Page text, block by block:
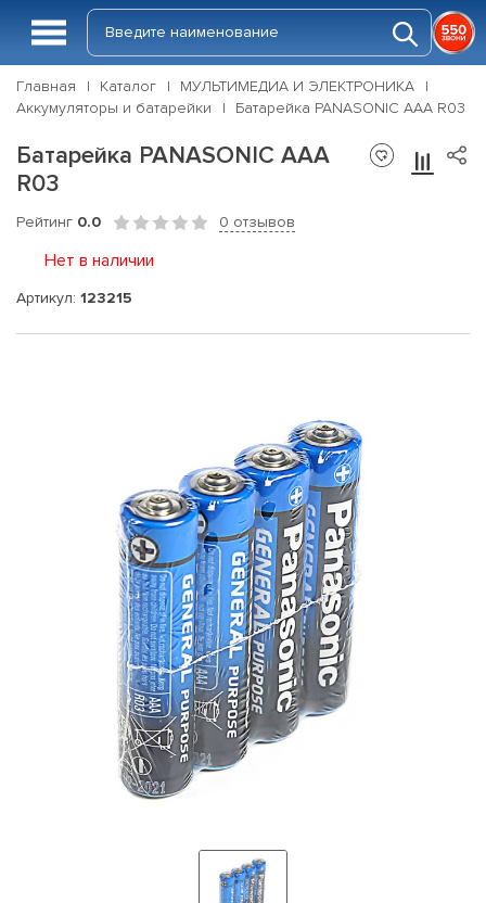
Главная Каталог
МУЛЬТИМЕДИА И ЭЛЕКТРОНИКА
Аккумуляторы и батарейки
Батарейка PANASONIC ААА R03
Батарейка PANASONIC ААА
R03
Рейтинг 0.0 0 отзывов
Нет в наличии
Артикул: 123215